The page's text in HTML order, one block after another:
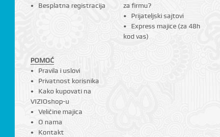
Besplatna registracija
za firmu?
Prijateljski sajtovi
Express majice (za 48h
kod vas)
POMOĆ
Pravila i uslovi
Privatnost korisnika
Kako kupovati na
VIZIOshop-u
Veličine majica
O nama
Kontakt